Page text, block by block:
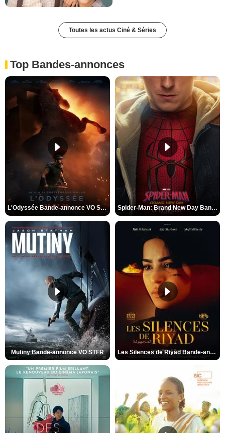
Toutes les actus Ciné & Séries
Top Bandes-annonces
L'Odyssée Bande-annonce VO STFR Spider-Man: Brand New Day Bande-annonce VO STFR
Mutiny Bande-annonce VO STFR Les Silences de Riyad Bande-annonce VO STFR